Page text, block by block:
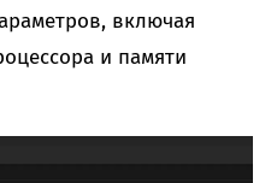
включая
и памяти